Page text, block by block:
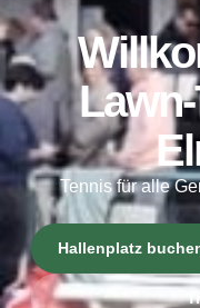
Tennis für alle
Hallenplatz